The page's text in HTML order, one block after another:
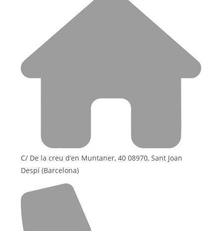
C/ De la creu d’en Muntaner, 40 08970, Sant Joan
Despí (Barcelona)